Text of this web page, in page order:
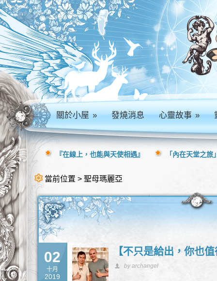
關於小屋» 發燒消息 心靈故事»
當前位置 > 聖母瑪麗亞
02
十月
2019
【不只是給出，你也
by archangel
『在線上，也能與天使相遇』 「內在天堂之